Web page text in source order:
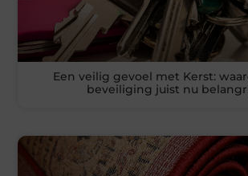
Een veilig gevoel met Kerst:
beveiliging juist nu